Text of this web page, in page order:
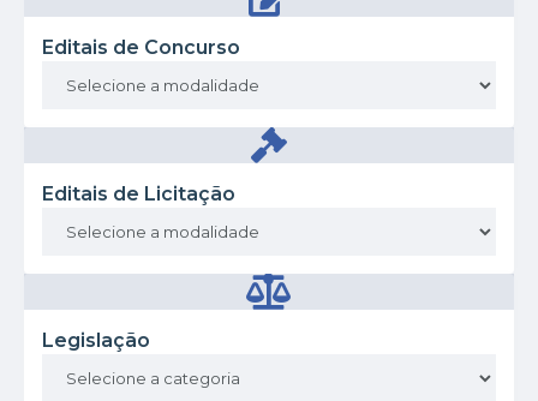
Editais de Concurso
Editais de Licitação
Legislação